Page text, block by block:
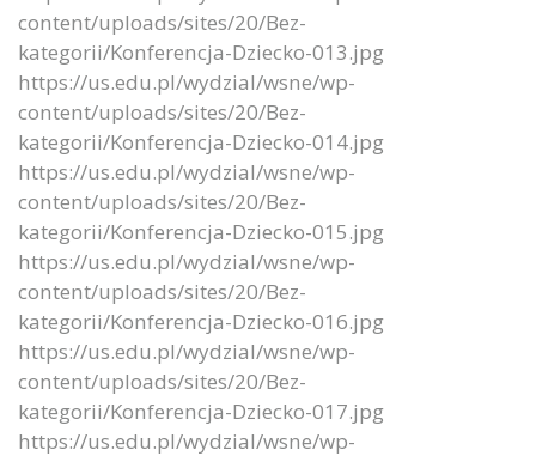
content/uploads/sites/20/Bez-
kategorii/Konferencja-Dziecko-013.jpg
https://us.edu.pl/wydzial/wsne/wp-
content/uploads/sites/20/Bez-
kategorii/Konferencja-Dziecko-014.jpg
https://us.edu.pl/wydzial/wsne/wp-
content/uploads/sites/20/Bez-
kategorii/Konferencja-Dziecko-015.jpg
https://us.edu.pl/wydzial/wsne/wp-
content/uploads/sites/20/Bez-
kategorii/Konferencja-Dziecko-016.jpg
https://us.edu.pl/wydzial/wsne/wp-
content/uploads/sites/20/Bez-
kategorii/Konferencja-Dziecko-017.jpg
https://us.edu.pl/wydzial/wsne/wp-